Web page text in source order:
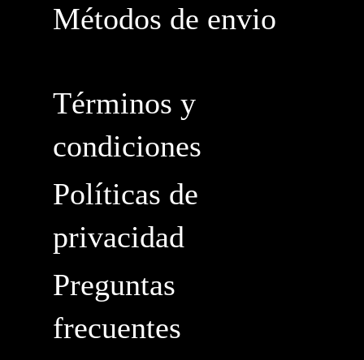
Métodos de envio
Términos y
condiciones
Políticas de
privacidad
Preguntas
frecuentes